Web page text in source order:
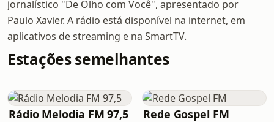
jornalístico "De Olho com Você", apresentado por
Paulo Xavier. A rádio está disponível na internet, em
aplicativos de streaming e na SmartTV.
Estações semelhantes
Rádio Melodia FM 97,5 Rede Gospel FM